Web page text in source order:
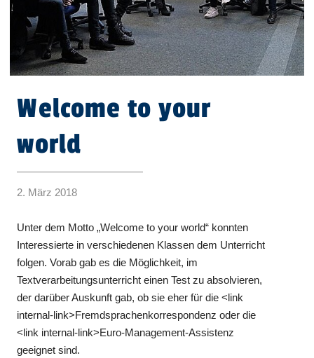
Welcome to your
world
2. März 2018
Unter dem Motto „Welcome to your world“ konnten
Interessierte in verschiedenen Klassen dem Unterricht
folgen. Vorab gab es die Möglichkeit, im
Textverarbeitungsunterricht einen Test zu absolvieren,
der darüber Auskunft gab, ob sie eher für die <link
internal-link>Fremdsprachenkorrespondenz oder die
<link internal-link>Euro-Management-Assistenz
geeignet sind.